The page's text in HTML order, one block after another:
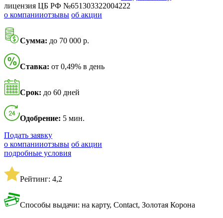
лицензия ЦБ РФ №651303322004222
о компанииотзывы об акции
Сумма: до 70 000 р.
Ставка: от 0,49% в день
Срок: до 60 дней
Одобрение: 5 мин.
Подать заявку
о компанииотзывы об акции
подробные условия
Рейтинг: 4,2
Способы выдачи: на карту, Contact, Золотая Корона